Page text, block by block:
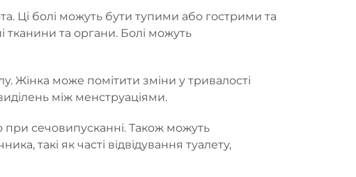
Ці болі можуть бути тупими або гострими та
тканини та органи. Болі можуть
може помітити зміни у тривалості
між менструаціями.
при сечовипусканні. Також можуть
такі як часті відвідування туалету,